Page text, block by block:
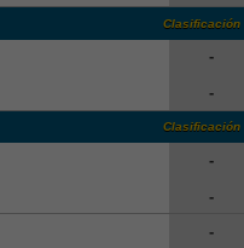
Clasificación
-
-
Clasificación
-
-
-